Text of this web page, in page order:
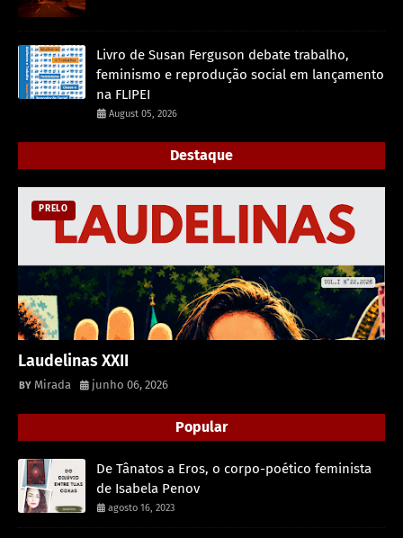
Livro de Susan Ferguson debate trabalho,
feminismo e reprodução social em lançamento
na FLIPEI
August 05, 2026
Destaque
PRELO
Laudelinas XXII
Mirada junho 06, 2026
Popular
De Tânatos a Eros, o corpo-poético feminista
de Isabela Penov
agosto 16, 2023